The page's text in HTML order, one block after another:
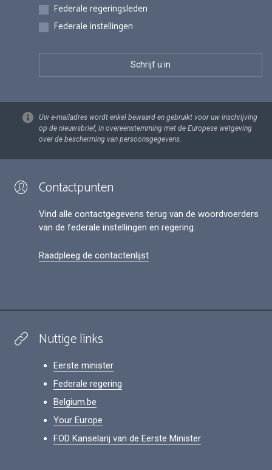
Federale regeringsleden
Federale instellingen
Uw e-mailadres wordt enkel bewaard en gebruikt voor uw inschrijving
op de nieuwsbrief, in overeenstemming met de Europese wetgeving
over de bescherming van persoonsgegevens.
Contactpunten
Vind alle contactgegevens terug van de woordvoerders
van de federale instellingen en regering.
Raadpleeg de contactenlijst
Nuttige links
Eerste minister
Federale regering
Belgium.be
Your Europe
FOD Kanselarij van de Eerste Minister